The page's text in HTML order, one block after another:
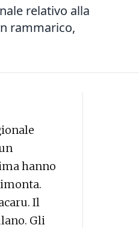
relativo alla
rammarico,
hanno
Il
Gli